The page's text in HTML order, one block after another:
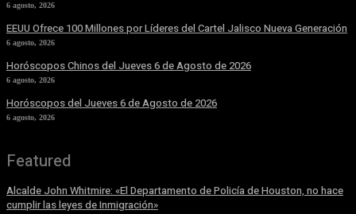
6 agosto, 2026
EEUU Ofrece 100 Millones por Líderes del Cartel Jalisco Nueva Generación
6 agosto, 2026
Horóscopos Chinos del Jueves 6 de Agosto de 2026
6 agosto, 2026
Horóscopos del Jueves 6 de Agosto de 2026
6 agosto, 2026
Featured
Alcalde John Whitmire: «El Departamento de Policía de Houston, no hace
cumplir las leyes de Inmigración»